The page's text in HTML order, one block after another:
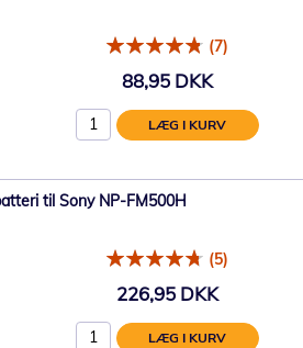
(7)
88,95 DKK
LÆG I KURV
til Sony NP-FM500H
(5)
226,95 DKK
LÆG I KURV